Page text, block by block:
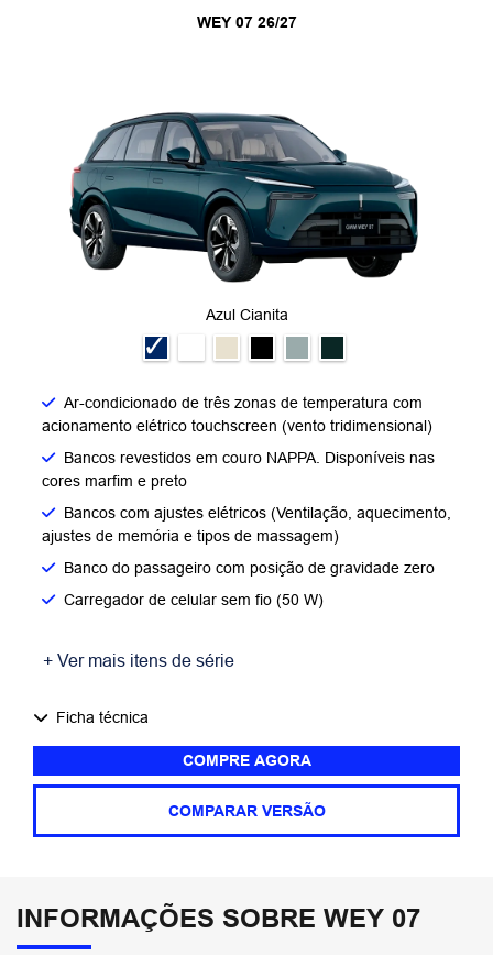
WEY 07 26/27
Azul Cianita
Ar-condicionado de três zonas de temperatura com
acionamento elétrico touchscreen (vento tridimensional)
Bancos revestidos em couro NAPPA. Disponíveis nas
cores marfim e preto
Bancos com ajustes elétricos (Ventilação, aquecimento,
ajustes de memória e tipos de massagem)
Banco do passageiro com posição de gravidade zero
Carregador de celular sem fio (50 W)
+ Ver mais itens de série
Ficha técnica
COMPRE AGORA
COMPARAR VERSÃO
INFORMAÇÕES SOBRE WEY 07